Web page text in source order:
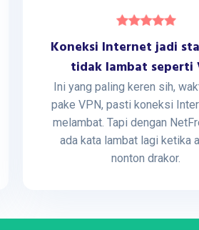
Koneksi Internet jadi
tidak lambat seperti
Ini yang paling keren sih,
pake VPN, pasti koneksi
melambat. Tapi dengan
ada kata lambat lagi ketika
nonton drakor.